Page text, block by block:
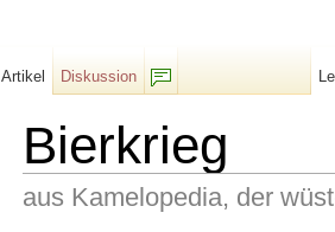
Bierkrieg
aus Kamelopedia, der
Artikel
Diskussion